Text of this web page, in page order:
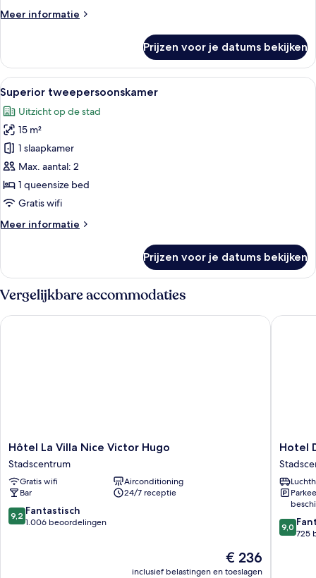
Balcon
Meer informatie
Meer
Triple
Supérieure
21m²
avec
Balcon
Prijzen voor je datums bekijken
Alle
foto's
voor
Superior
tweepersoonskamer
laden
Een hotelkamer met een bed, een
6
Superior tweepersoonskamer
Uitzicht op de stad
15 m²
1 slaapkamer
Max. aantal: 2
1 queensize bed
Gratis wifi
Meer informatie
Meer
tweepersoonskamer
Prijzen voor je datums bekijken
Vergelijkbare accommodaties
Hôtel
La
Villa
Nice
Victor
Hugo
Stadscentrum
Hôtel La Villa Nice Victor Hugo
Stadscentrum
Gratis wifi
Airconditioning
Bar
24/7 receptie
9.2
van
9,2 Fantastisch
1.006 beoordelingen
De
prijs
€ 236
inclusief belastingen en toeslagen
Hôtel La Villa Nice Victor Hugo
Hotel
Du
Centre,
un
hotel
AMMI
Hotel
9.0
van
9,0
725
Hotel